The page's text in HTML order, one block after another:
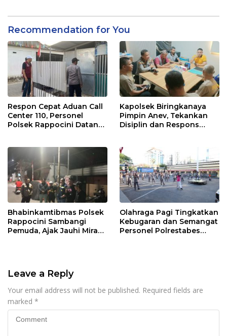
Recommendation for You
Respon Cepat Aduan Call
Center 110, Personel
Polsek Rappocini Datangi
Kapolsek Biringkanaya
Pimpin Anev, Tekankan
Disiplin dan Respons
Bhabinkamtibmas Polsek
Rappocini Sambangi
Pemuda, Ajak Jauhi Miras,
Olahraga Pagi Tingkatkan
Kebugaran dan Semangat
Personel Polrestabes
Leave a Reply
Your email address will not be published. Required fields are
marked *